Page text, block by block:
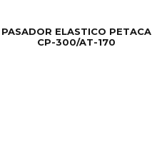
PASADOR ELASTICO PETACA
CP-300/AT-170